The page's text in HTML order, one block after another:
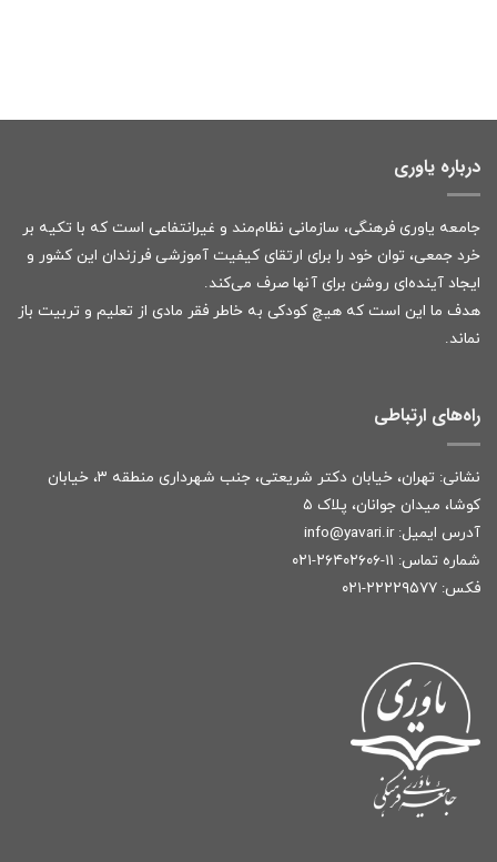
درباره یاوری
جامعه یاوری فرهنگی، سازمانی نظام‌مند و غیرانتفاعی است که با تکیه بر
خرد جمعی، توان خود را برای ارتقای کیفیت آموزشی فرزندان این کشور و
ایجاد آینده‌ای روشن برای آنها صرف می‌کند.
هدف ما این است که هیچ کودکی به خاطر فقر مادی از تعلیم و تربیت باز
نماند.
راه‌های ارتباطی
نشانی: تهران، خیابان دکتر شریعتی، جنب شهرداری منطقه ۳، خیابان
کوشا، میدان جوانان، پلاک ۵
آدرس ایمیل: info@yavari.ir
شماره تماس: ۱۱-۲۶۴۰۲۶۰۶-۰۲۱
فکس: ۲۲۲۲۹۵۷۷-۰۲۱